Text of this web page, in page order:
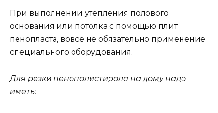
При выполнении утепления полового
основания или потолка с помощью плит
пенопласта, вовсе не обязательно применение
специального оборудования.
Для резки пенополистирола на дому надо
иметь: